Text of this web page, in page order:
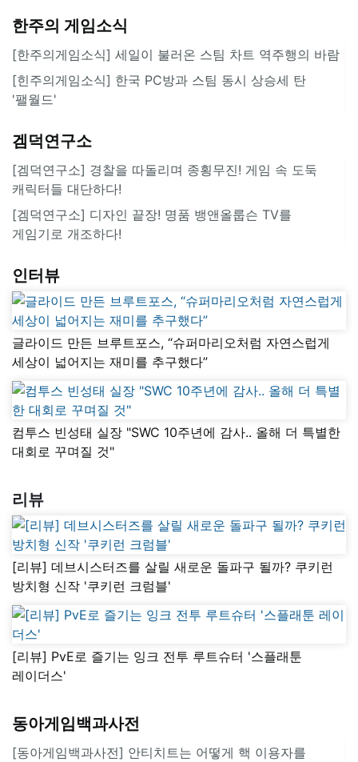
한주의 게임소식
[한주의게임소식] 세일이 불러온 스팀 차트 역주행의 바람
[힌주의게임소식] 한국 PC방과 스팀 동시 상승세 탄
'팰월드'
겜덕연구소
[겜덕연구소] 경찰을 따돌리며 종횡무진! 게임 속 도둑
캐릭터들 대단하다!
[겜덕연구소] 디자인 끝장! 명품 뱅앤올룹슨 TV를
게임기로 개조하다!
인터뷰
글라이드 만든 브루트포스, “슈퍼마리오처럼 자연스럽게
세상이 넓어지는 재미를 추구했다”
컴투스 빈성태 실장 "SWC 10주년에 감사.. 올해 더 특별한
대회로 꾸며질 것"
리뷰
[리뷰] 데브시스터즈를 살릴 새로운 돌파구 될까? 쿠키런
방치형 신작 '쿠키런 크럼블'
[리뷰] PvE로 즐기는 잉크 전투 루트슈터 '스플래툰
레이더스'
동아게임백과사전
[동아게임백과사전] 안티치트는 어떻게 핵 이용자를